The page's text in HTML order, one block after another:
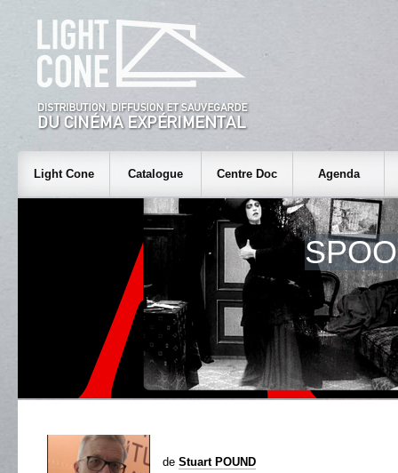
Light Cone Catalogue Centre Doc Agenda
de Stuart POUND